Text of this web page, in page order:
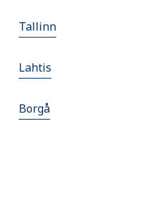
Tallinn
Lahtis
Borgå